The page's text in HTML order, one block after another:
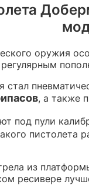
оружия
, а также
под пули
пистолета
из
ресивере